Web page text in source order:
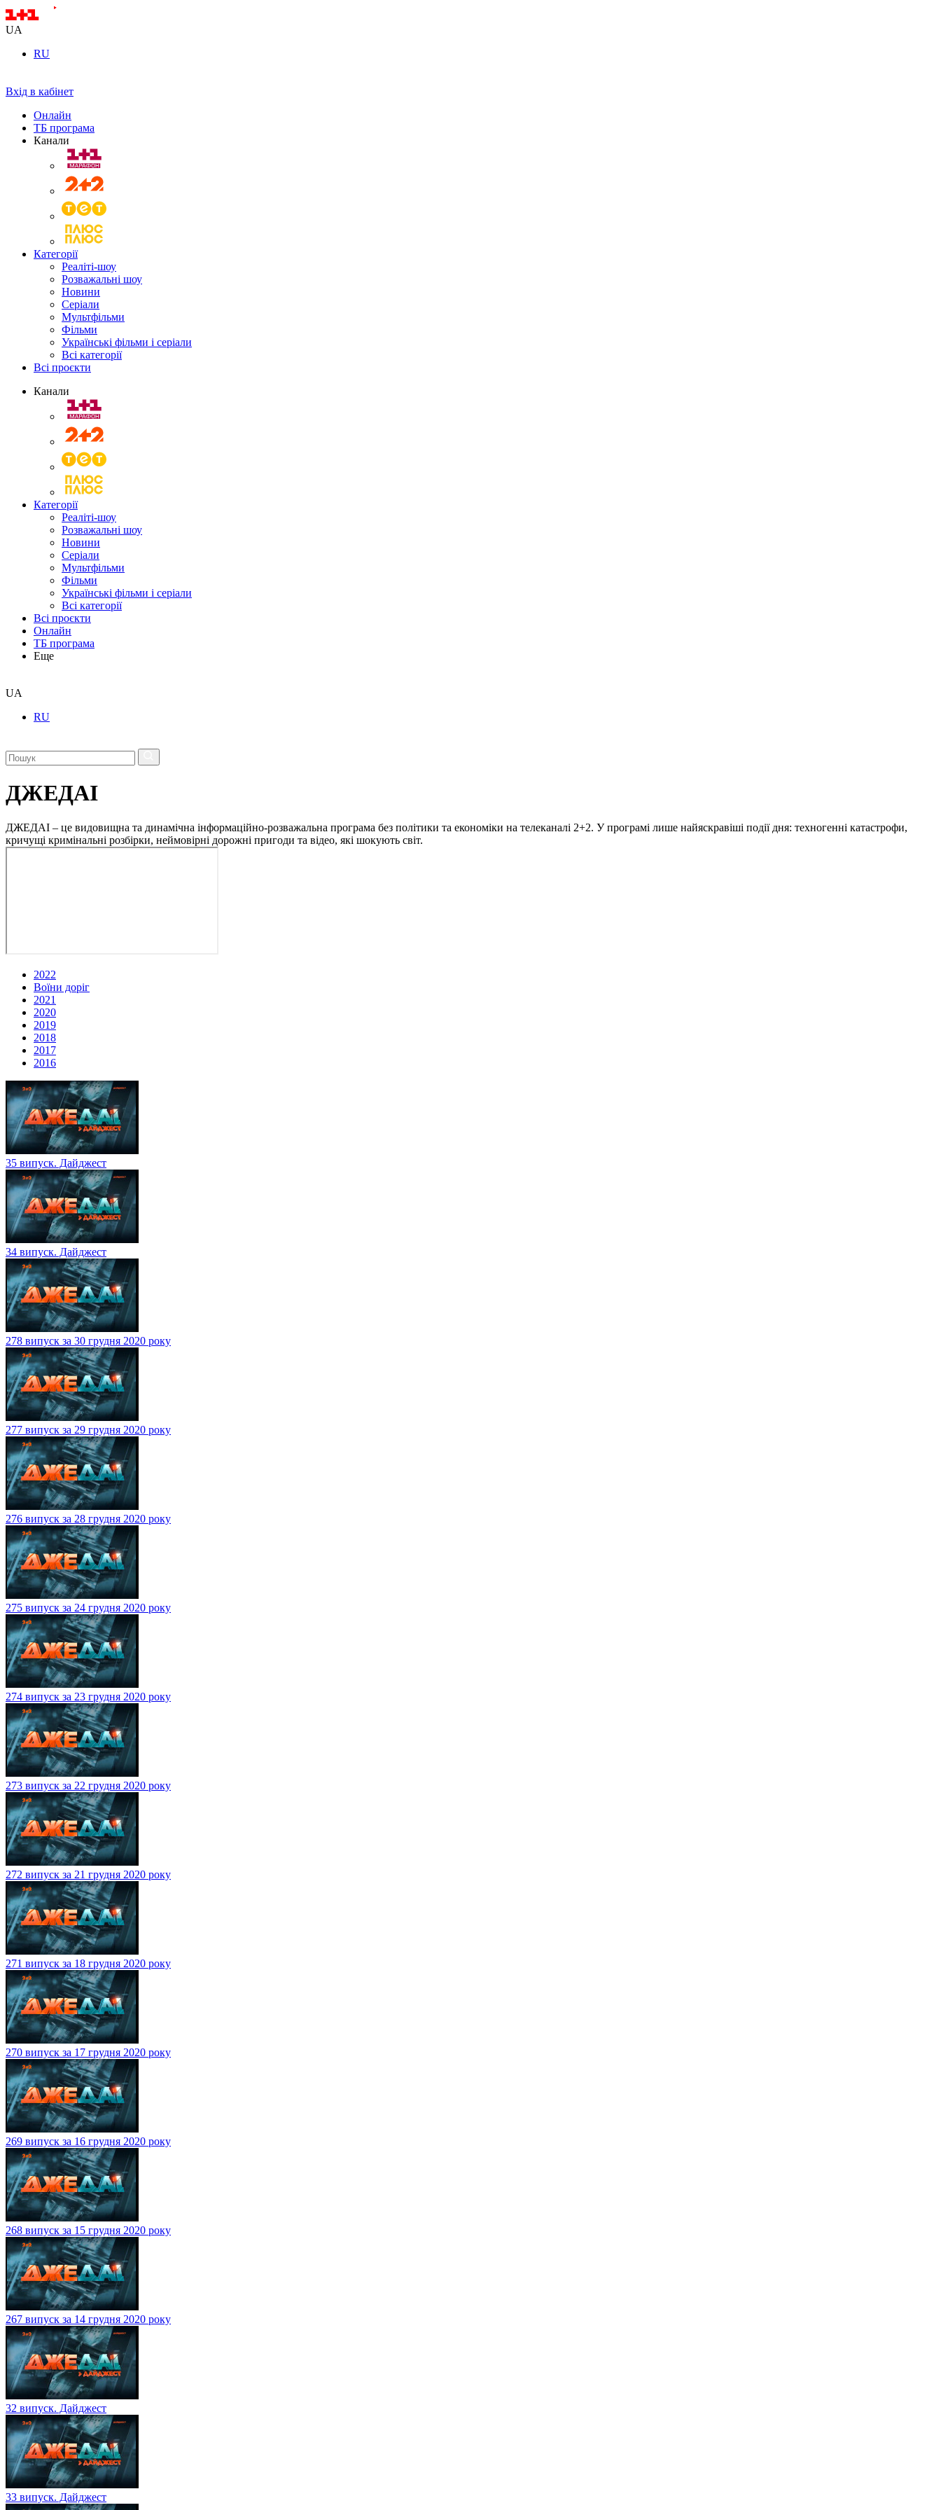
UA
RU
Вхід в кабінет
Онлайн
ТБ програма
Канали
Категорії
Реаліті-шоу
Розважальні шоу
Новини
Серіали
Мультфільми
Фільми
Українські фільми і серіали
Всі категорії
Всі проєкти
Канали
Категорії
Реаліті-шоу
Розважальні шоу
Новини
Серіали
Мультфільми
Фільми
Українські фільми і серіали
Всі категорії
Всі проєкти
Онлайн
ТБ програма
Еще
UA
RU
ДЖЕДАІ
ДЖЕДАІ – це видовищна та динамічна інформаційно-розважальна програма без політики та економіки на телеканалі 2+2. У програмі лише найяскравіші події дня: техногенні катастрофи,
кричущі кримінальні розбірки, неймовірні дорожні пригоди та відео, які шокують світ.
2022
Воїни доріг
2021
2020
2019
2018
2017
2016
35 випуск. Дайджест
34 випуск. Дайджест
278 випуск за 30 грудня 2020 року
277 випуск за 29 грудня 2020 року
276 випуск за 28 грудня 2020 року
275 випуск за 24 грудня 2020 року
274 випуск за 23 грудня 2020 року
273 випуск за 22 грудня 2020 року
272 випуск за 21 грудня 2020 року
271 випуск за 18 грудня 2020 року
270 випуск за 17 грудня 2020 року
269 випуск за 16 грудня 2020 року
268 випуск за 15 грудня 2020 року
267 випуск за 14 грудня 2020 року
32 випуск. Дайджест
33 випуск. Дайджест